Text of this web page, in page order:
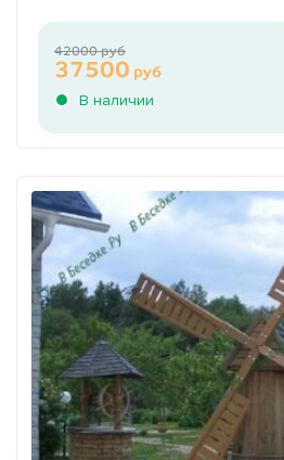
В наличии
37500 руб
42000 руб